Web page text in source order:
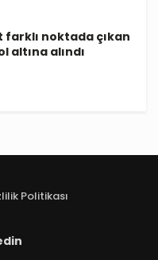
farklı noktada çıkan
altına alındı
Politikası